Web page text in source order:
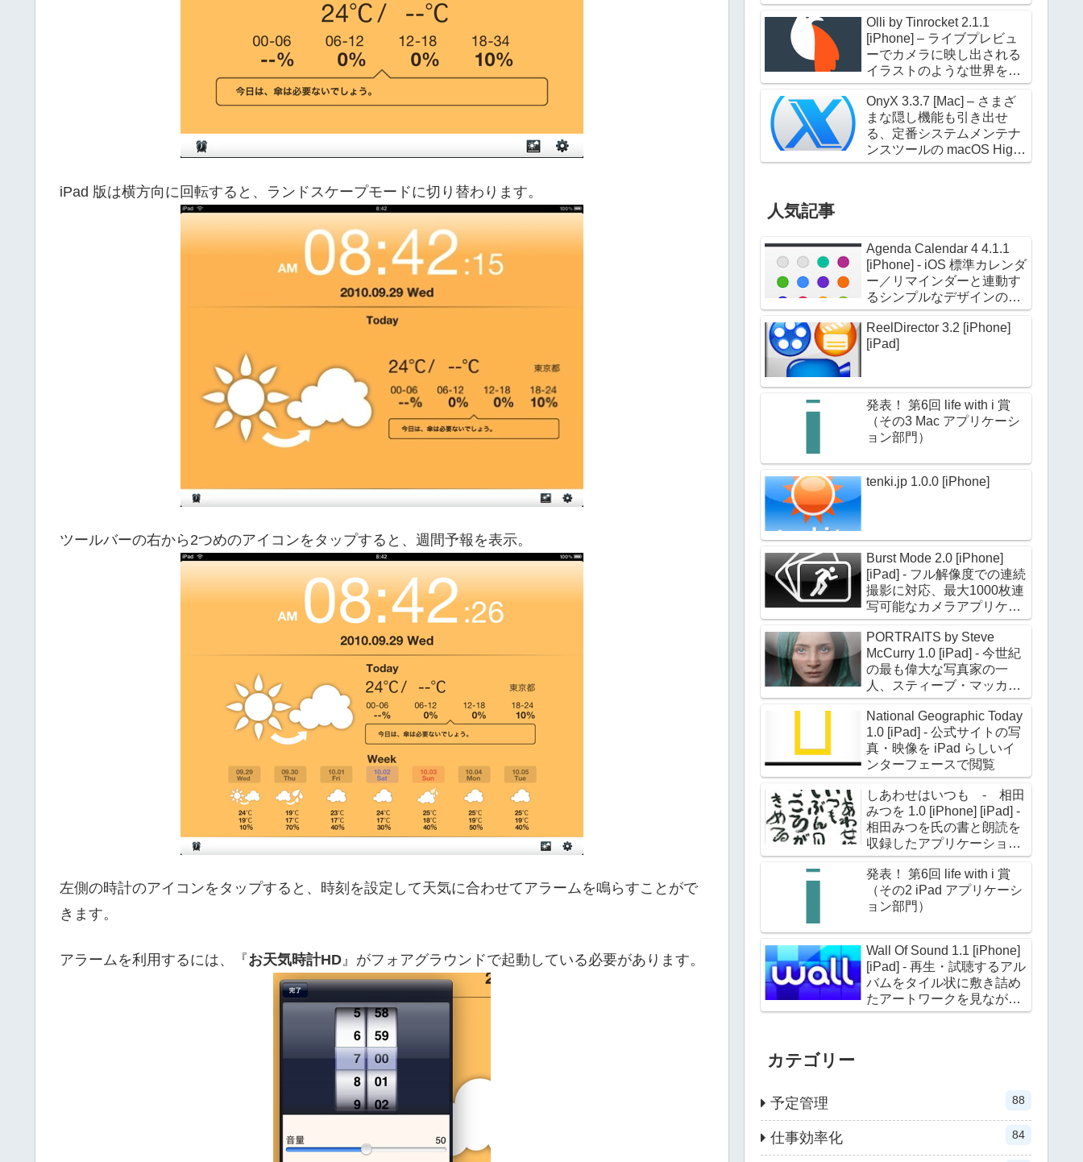
iPad 版は横方向に回転すると、ランドスケープモードに切り替わります。
ツールバーの右から2つめのアイコンをタップすると、週間予報を表示。
左側の時計のアイコンをタップすると、時刻を設定して天気に合わせてアラームを鳴らすことがで
きます。
アラームを利用するには、『お天気時計HD』がフォアグラウンドで起動している必要があります。
ション
Olli by Tinrocket 2.1.1
[iPhone] – ライブプレビュ
ーでカメラに映し出される
イラストのような世界を撮
影できるアプリケーション
OnyX 3.3.7 [Mac] – さまざ
まな隠し機能も引き出せ
る、定番システムメンテナ
ンスツールの macOS High
Sierra 対応版
人気記事
Agenda Calendar 4 4.1.1
[iPhone] - iOS 標準カレンダ
ー／リマインダーと連動す
るシンプルなデザインのカ
レンダーアプリケーション
ReelDirector 3.2 [iPhone]
[iPad]
発表！ 第6回 life with i 賞
（その3 Mac アプリケーシ
ョン部門）
tenki.jp 1.0.0 [iPhone]
Burst Mode 2.0 [iPhone]
[iPad] - フル解像度での連続
撮影に対応、最大1000枚連
写可能なカメラアプリケー
ション
PORTRAITS by Steve
McCurry 1.0 [iPad] - 今世紀
の最も偉大な写真家の一
人、スティーブ・マッカリ
ー氏のポートレイト作品約
180点を収録
National Geographic Today
1.0 [iPad] - 公式サイトの写
真・映像を iPad らしいイ
ンターフェースで閲覧
しあわせはいつも - 相田
みつを 1.0 [iPhone] [iPad] -
相田みつを氏の書と朗読を
収録したアプリケーション
第二弾
発表！ 第6回 life with i 賞
（その2 iPad アプリケーシ
ョン部門）
Wall Of Sound 1.1 [iPhone]
[iPad] - 再生・試聴するアル
バムをタイル状に敷き詰め
たアートワークを見ながら
選べる
カテゴリー
予定管理 88
仕事効率化 84